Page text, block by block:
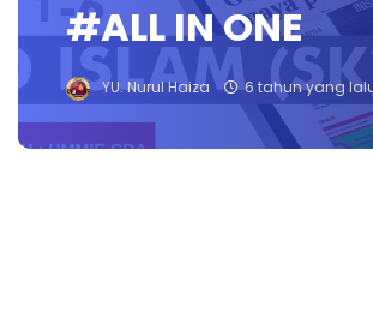
#ALL IN ONE
YU. Nurul Haiza 6 tahun yang